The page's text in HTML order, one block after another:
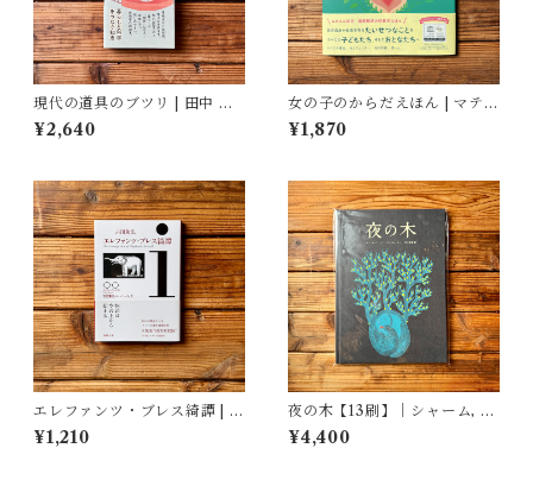
現代の道具のブツリ | 田中 幸,
結城 千代子, 大塚 文香(絵)
¥2,640
女の子のからだえほん | マティ
ルド・ボディ(著/文 | イラス
ト), ティフェーヌ・ディユー
¥1,870
エレファンツ・ブレス綺譚 | 吉
田 篤弘
¥1,210
夜の木【13刷】｜シャーム, バ
ーイー, ウルヴェーティ, 青木
恵都 訳
¥4,400